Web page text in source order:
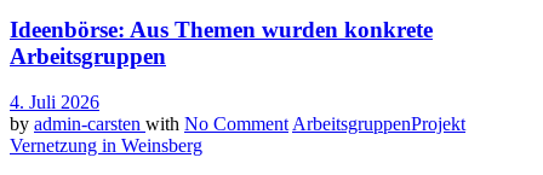
Ideenbörse: Aus Themen wurden konkrete
Arbeitsgruppen
4. Juli 2026
by admin-carsten with No CommentArbeitsgruppenProjekt
Vernetzung in Weinsberg